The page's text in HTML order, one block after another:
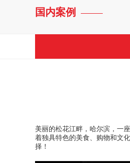
国内案例
美丽的松花江畔，哈尔滨，一
着独具特色的美食、购物和文
择！